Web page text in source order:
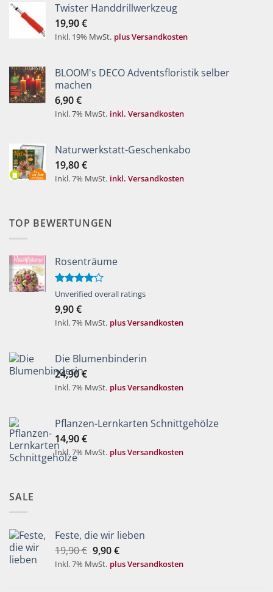
Twister Handdrillwerkzeug
19,90€
Inkl. 19% MwSt. plus Versandkosten
BLOOM's DECO Adventsfloristik selber
machen
6,90€
Inkl. 7% MwSt. inkl. Versandkosten
Naturwerkstatt-Geschenkabo
19,80€
Inkl. 7% MwSt. inkl. Versandkosten
TOP BEWERTUNGEN
Rosenträume
Bewertet
von 5
Unverified overall ratings
9,90€
Inkl. 7% MwSt. plus Versandkosten
Die Blumenbinderin
24,90€
Inkl. 7% MwSt. plus Versandkosten
Pflanzen-Lernkarten Schnittgehölze
14,90€
Inkl. 7% MwSt. plus Versandkosten
SALE
Feste, die wir lieben
19,90€ Ursprünglicher
Preis
9,90€Aktueller
Preis
Inkl. 7% MwSt. plus Versandkosten